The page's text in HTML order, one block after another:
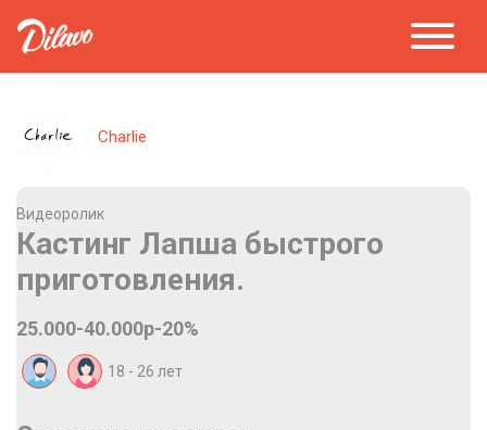
Charlie
Видеоролик
Кастинг Лапша быстрого
приготовления.
25.000-40.000р-20%
18 - 26 лет